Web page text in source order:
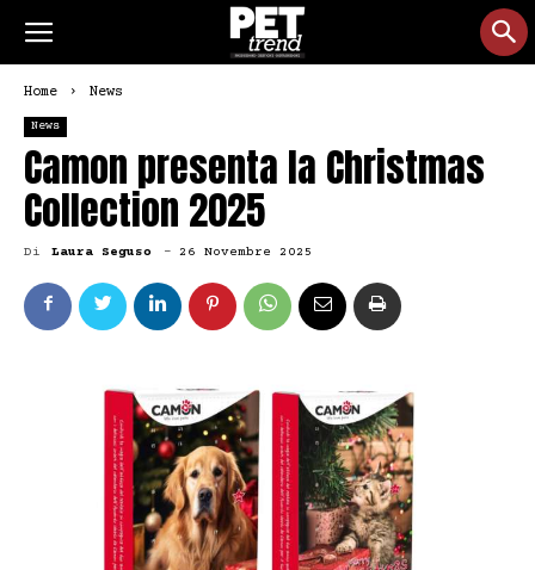
Home News
News
Camon presenta la Christmas
Collection 2025
Di Laura Seguso - 26 Novembre 2025